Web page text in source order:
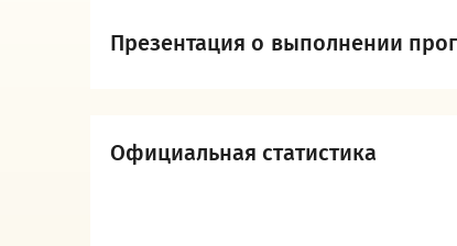
Презентация о выполнении
Официальная статистика